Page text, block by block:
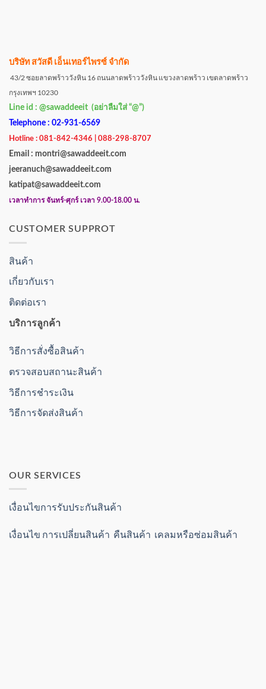
บริษัท สวัสดี เอ็นเทอร์ไพรซ์ จำกัด
43/2 ซอยลาดพร้าววังหิน 16 ถนนลาดพร้าววังหิน แขวงลาดพร้าว เขตลาดพร้าว
กรุงเทพฯ 10230
Line id : @sawaddeeit (อย่าลืมใส่ “@”)
Telephone : 02-931-6569
Hotline : 081-842-4346 | 088-298-8707
Email : montri@sawaddeeit.com
jeeranuch@sawaddeeit.com
katipat@sawaddeeit.com
เวลาทำการ จันทร์-ศุกร์ เวลา 9.00-18.00 น.
CUSTOMER SUPPROT
สินค้า
เกี่ยวกับเรา
ติดต่อเรา
บริการลูกค้า
วิธีการสั่งซื้อสินค้า
ตรวจสอบสถานะสินค้า
วิธีการชำระเงิน
วิธีการจัดส่งสินค้า
OUR SERVICES
เงื่อนไขการรับประกันสินค้า
เงื่อนไข การเปลี่ยนสินค้า คืนสินค้า เคลมหรือซ่อมสินค้า